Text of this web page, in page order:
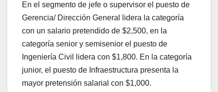
En el segmento de jefe o supervisor el puesto de
Gerencia/ Dirección General lidera la categoría
con un salario pretendido de $2,500, en la
categoría senior y semisenior el puesto de
Ingeniería Civil lidera con $1,800. En la categoría
junior, el puesto de Infraestructura presenta la
mayor pretensión salarial con $1,000.